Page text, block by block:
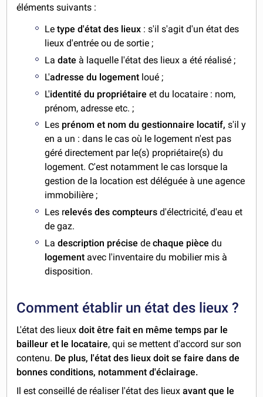
éléments suivants :
Le type d'état des lieux : s'il s'agit d'un état des
lieux d'entrée ou de sortie ;
Ladate à laquelle l'état des lieux a été réalisé ;
L'adresse du logement loué ;
L'identité du propriétaire et du locataire : nom,
prénom, adresse etc. ;
Les prénom et nom du gestionnaire locatif, s'il y
en a un : dans le cas où le logement n'est pas
géré directement par le(s) propriétaire(s) du
logement. C'est notamment le cas lorsque la
gestion de la location est déléguée à une agence
immobilière ;
Les relevés des compteursd'électricité, d'eau et
de gaz.
Ladescription précisedechaque piècedu
logement avec l'inventaire du mobilier mis à
disposition.
Comment établir un état des lieux ?
L'état des lieuxdoit être fait en même temps par le
bailleur et le locataire, qui se mettent d'accord sur son
contenu. De plus, l'état des lieuxdoit se faire dans de
bonnes conditions, notamment d'éclairage.
Il est conseillé de réaliser l'état des lieuxavant que le